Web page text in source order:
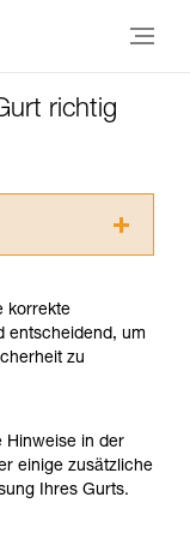
richtig
zu Rate
zuerst die in
setzt eine
spezielles
mit
korrekte
entscheidend, um
zu
Hinweise in der
einige zusätzliche
Ihres Gurts.